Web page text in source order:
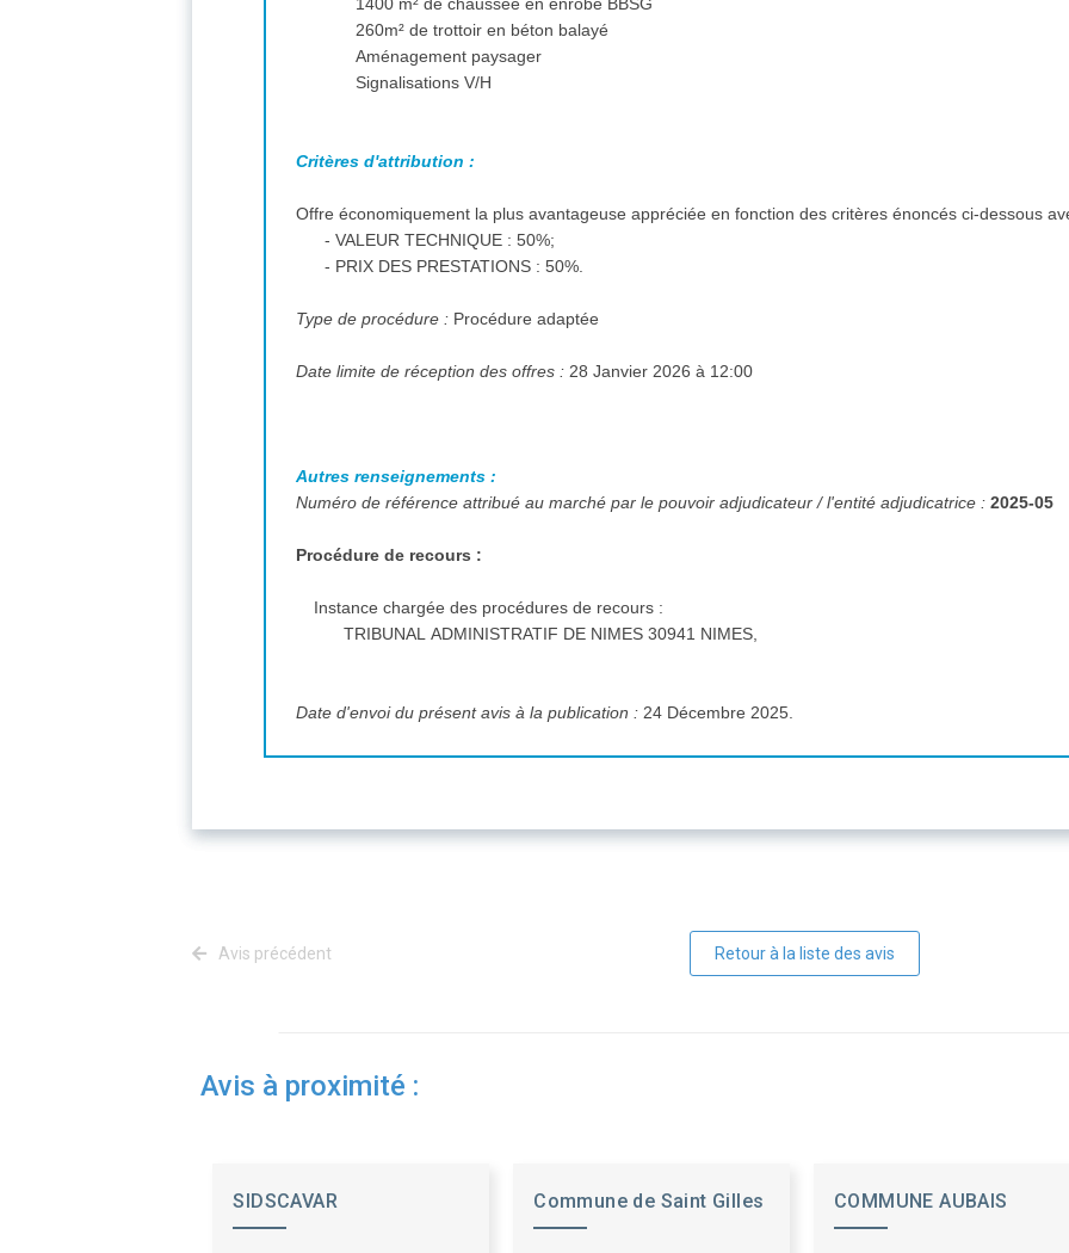
260m² de trottoir en béton balayé
Aménagement paysager
Signalisations V/H
Critères d'attribution :
Offre économiquement la plus avantageuse appréciée en fonction des critères énoncés ci-dessous
- VALEUR TECHNIQUE : 50%;
- PRIX DES PRESTATIONS : 50%.
Type de procédure : Procédure adaptée
Date limite de réception des offres : 28 Janvier 2026 à 12:00
Autres renseignements :
Numéro de référence attribué au marché par le pouvoir adjudicateur / l'entité adjudicatrice :2025-05
Procédure de recours :
Instance chargée des procédures de recours :
TRIBUNAL ADMINISTRATIF DE NIMES 30941 NIMES,
Date d'envoi du présent avis à la publication : 24 Décembre 2025.
Avis précédent Retour à la liste des avis
Avis à proximité :
SIDSCAVAR Commune de Saint Gilles COMMUNE AUBAIS